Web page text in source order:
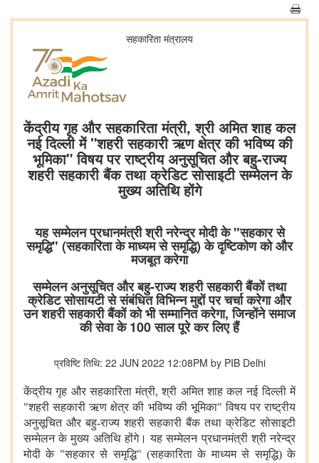
सहकारिता मंत्रालय
केंद्रीय गृह और सहकारिता मंत्री, श्री अमित शाह कल
नई दिल्ली में "शहरी सहकारी ऋण क्षेत्र की भविष्य की
भूमिका" विषय पर राष्ट्रीय अनुसूचित और बहु-राज्य
शहरी सहकारी बैंक तथा क्रेडिट सोसाइटी सम्मेलन के
मुख्य अतिथि होंगे
यह सम्मेलन प्रधानमंत्री श्री नरेन्द्र मोदी के "सहकार से
समृद्धि" (सहकारिता के माध्यम से समृद्धि) के दृष्टिकोण को और
मजबूत करेगा
सम्मेलन अनुसूचित और बहु-राज्य शहरी सहकारी बैंकों तथा
क्रेडिट सोसायटी से संबंधित विभिन्न मुद्दों पर चर्चा करेगा और
उन शहरी सहकारी बैंकों को भी सम्मानित करेगा, जिन्होंने समाज
की सेवा के 100 साल पूरे कर लिए हैं
प्रविष्टि तिथि: 22 JUN 2022 12:08PM by PIB Delhi
केंद्रीय गृह और सहकारिता मंत्री, श्री अमित शाह कल नई दिल्ली में
"शहरी सहकारी ऋण क्षेत्र की भविष्य की भूमिका" विषय पर राष्ट्रीय
अनुसूचित और बहु-राज्य शहरी सहकारी बैंक तथा क्रेडिट सोसाइटी
सम्मेलन के मुख्य अतिथि होंगे। यह सम्मेलन प्रधानमंत्री श्री नरेन्द्र
मोदी के "सहकार से समृद्धि" (सहकारिता के माध्यम से समृद्धि) के